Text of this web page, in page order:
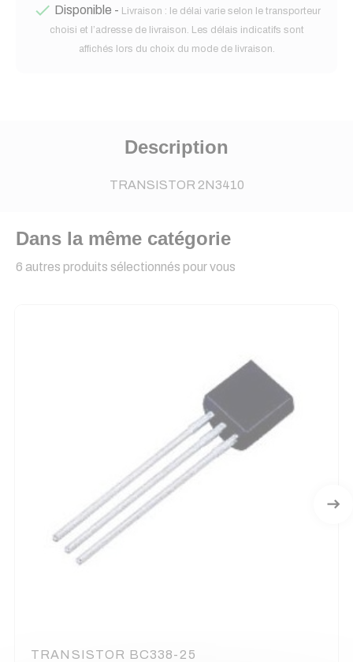
 Disponible - Livraison : le délai varie selon le transporteur
choisi et l’adresse de livraison. Les délais indicatifs sont
affichés lors du choix du mode de livraison.
Description
TRANSISTOR 2N3410
Dans la même catégorie
6 autres produits sélectionnés pour vous
TRANSISTOR BC338-25